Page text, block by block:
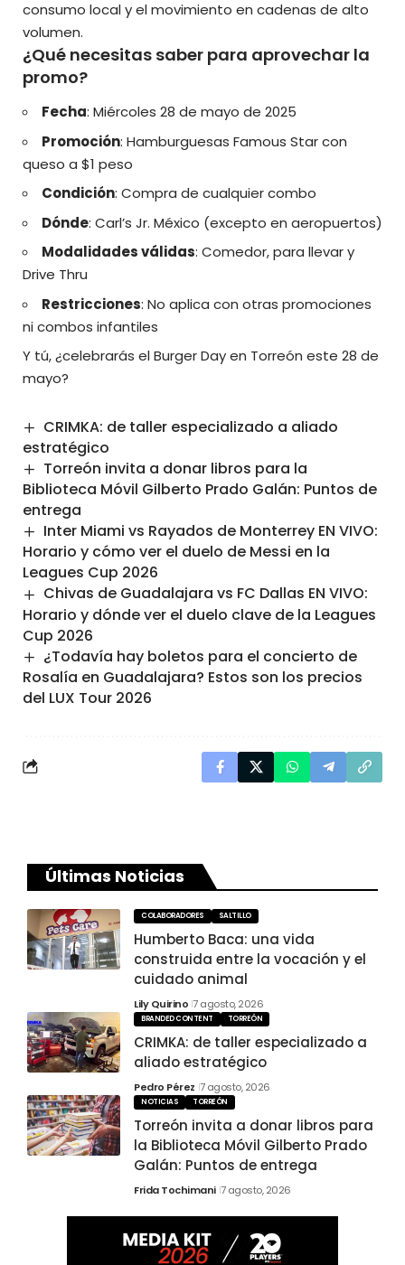
consumo local y el movimiento en cadenas de alto
volumen.
¿Qué necesitas saber para aprovechar la
promo?
Fecha: Miércoles 28 de mayo de 2025
Promoción: Hamburguesas Famous Star con
queso a $1 peso
Condición: Compra de cualquier combo
Dónde: Carl’s Jr. México (excepto en aeropuertos)
Modalidades válidas: Comedor, para llevar y
Drive Thru
Restricciones: No aplica con otras promociones
ni combos infantiles
Y tú, ¿celebrarás el Burger Day en Torreón este 28 de
mayo?
CRIMKA: de taller especializado a aliado
estratégico
Torreón invita a donar libros para la
Biblioteca Móvil Gilberto Prado Galán: Puntos de
entrega
Inter Miami vs Rayados de Monterrey EN VIVO:
Horario y cómo ver el duelo de Messi en la
Leagues Cup 2026
Chivas de Guadalajara vs FC Dallas EN VIVO:
Horario y dónde ver el duelo clave de la Leagues
Cup 2026
¿Todavía hay boletos para el concierto de
Rosalía en Guadalajara? Estos son los precios
del LUX Tour 2026
Últimas Noticias
COLABORADORES SALTILLO
Humberto Baca: una vida
construida entre la vocación y el
cuidado animal
Lily Quirino 7 agosto, 2026
BRANDED CONTENT TORREÓN
CRIMKA: de taller especializado a
aliado estratégico
Pedro Pérez 7 agosto, 2026
NOTICIAS TORREÓN
Torreón invita a donar libros para
la Biblioteca Móvil Gilberto Prado
Galán: Puntos de entrega
Frida Tochimani 7 agosto, 2026